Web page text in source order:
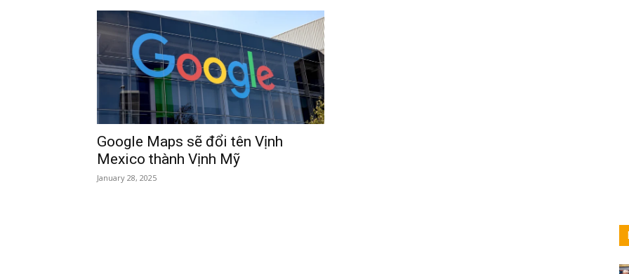
Google Maps sẽ đổi tên Vịnh
Mexico thành Vịnh Mỹ
January 28, 2025